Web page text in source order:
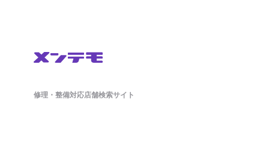
修理・整備対応店舗検索サイト